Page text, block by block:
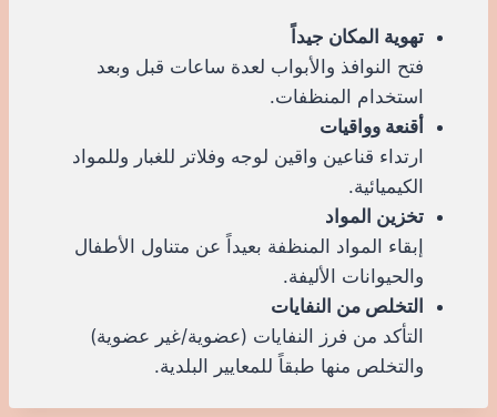
تهوية المكان جيداً
فتح النوافذ والأبواب لعدة ساعات قبل وبعد
استخدام المنظفات.
أقنعة وواقيات
ارتداء قناعين واقين لوجه وفلاتر للغبار وللمواد
الكيميائية.
تخزين المواد
إبقاء المواد المنظفة بعيداً عن متناول الأطفال
والحيوانات الأليفة.
التخلص من النفايات
التأكد من فرز النفايات (عضوية/غير عضوية)
والتخلص منها طبقاً للمعايير البلدية.